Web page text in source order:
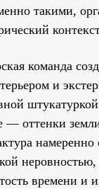
такими,
команда
и
— оттенки
намеренно
времени и